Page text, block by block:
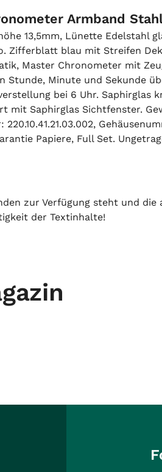
Armband
13,5mm, Lünette Edelstahl
Zifferblatt blau mit Streifen
Master Chronometer mit
Stunde, Minute und Sekunde
bei 6 Uhr. Saphirglas
Saphirglas Sichtfenster.
Papiere, Full Set.
zur Verfügung steht und
der Textinhalte!